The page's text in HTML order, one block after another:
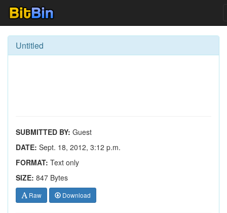
Untitled
SUBMITTED BY: Guest
DATE: Sept. 18, 2012, 3:12 p.m.
FORMAT: Text only
SIZE: 847 Bytes
Raw Download